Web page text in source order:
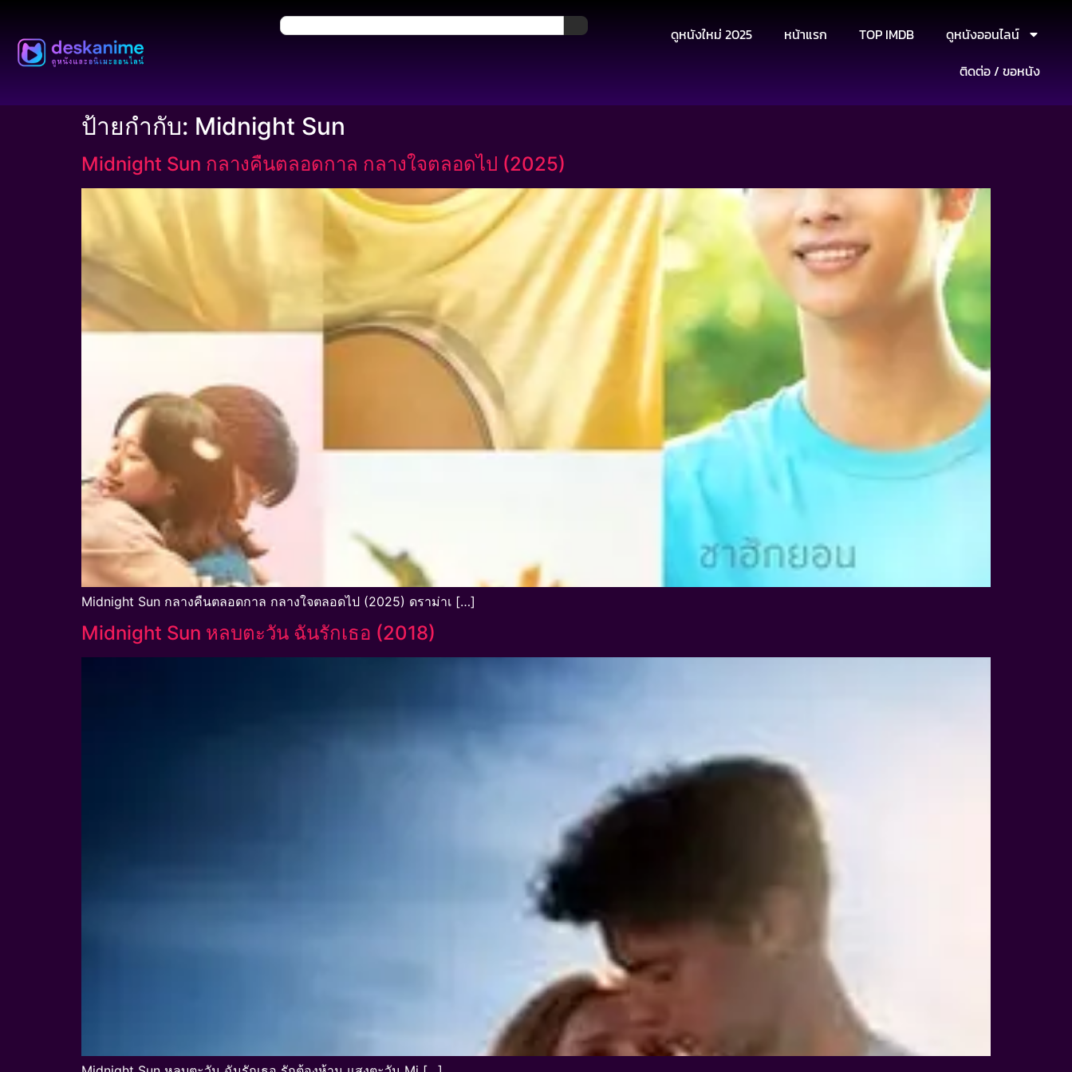
ดูหนังใหม่ 2025 หน้าแรก TOP IMDB
ดูหนังออนไลน์
ติดต่อ / ขอหนัง
ป้ายกำกับ: Midnight Sun
Midnight Sun กลางคืนตลอดกาล กลางใจตลอดไป (2025)
Midnight Sun กลางคืนตลอดกาล กลางใจตลอดไป (2025) ดราม่าเ […]
Midnight Sun หลบตะวัน ฉันรักเธอ (2018)